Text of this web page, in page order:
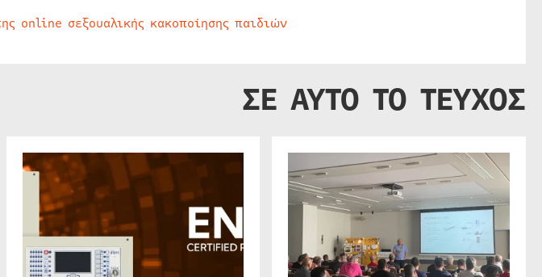
online σεξουαλικής κακοποίησης παιδιών
ΣΕ ΑΥΤΟ ΤΟ ΤΕΥΧΟΣ